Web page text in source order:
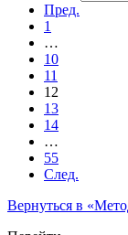
Пред.
1
…
10
11
12
13
14
…
55
След.
Вернуться в